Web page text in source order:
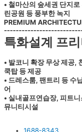
• 철마산의 숲세권 단지
린공원 등 풍부한 녹지
PREMIUM
특화설계 프
• 발코니 확장 무상 제공,
쿡탑 등 제공
• 드레스룸, 팬트리 등 수
어
• 실내골프연습장, 피트
뮤니티시설